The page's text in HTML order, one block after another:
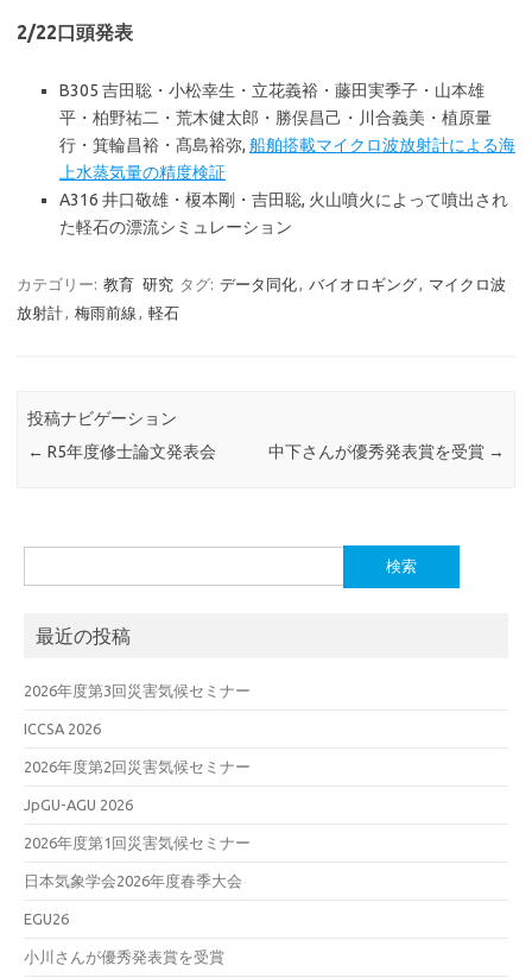
2/22口頭発表
B305 吉田聡・小松幸生・立花義裕・藤田実季子・山本雄
平・柏野祐二・荒木健太郎・勝俣昌己・川合義美・植原量
行・箕輪昌裕・髙島裕弥, 船舶搭載マイクロ波放射計による海
上水蒸気量の精度検証
A316 井口敬雄・榎本剛・吉田聡, 火山噴火によって噴出され
た軽石の漂流シミュレーション
カテゴリー: 教育 研究 タグ: データ同化 バイオロギング
マイクロ波
放射計
梅雨前線 軽石
投稿ナビゲーション
← R5年度修士論文発表会 中下さんが優秀発表賞を受賞 →
索:
最近の投稿
2026年度第3回災害気候セミナー
ICCSA 2026
2026年度第2回災害気候セミナー
JpGU-AGU 2026
2026年度第1回災害気候セミナー
日本気象学会2026年度春季大会
EGU26
小川さんが優秀発表賞を受賞